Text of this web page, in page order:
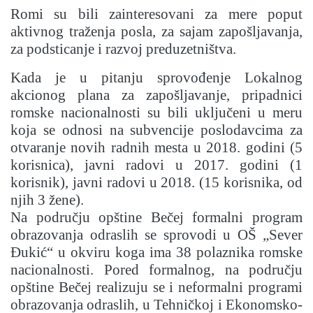
Romi su bili zainteresovani za mere poput
aktivnog traženja posla, za sajam zapošljavanja,
za podsticanje i razvoj preduzetništva.
Kada je u pitanju sprovođenje Lokalnog
akcionog plana za zapošljavanje, pripadnici
romske nacionalnosti su bili uključeni u meru
koja se odnosi na subvencije poslodavcima za
otvaranje novih radnih mesta u 2018. godini (5
korisnica), javni radovi u 2017. godini (1
korisnik), javni radovi u 2018. (15 korisnika, od
njih 3 žene).
Na području opštine Bečej formalni program
obrazovanja odraslih se sprovodi u OŠ „Sever
Đukić“ u okviru koga ima 38 polaznika romske
nacionalnosti. Pored formalnog, na području
opštine Bečej realizuju se i neformalni programi
obrazovanja odraslih, u Tehničkoj i Ekonomsko-